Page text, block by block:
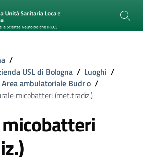
/
USL di Bologna / Luoghi /
Area ambulatoriale Budrio /
micobatteri (met.tradiz.)